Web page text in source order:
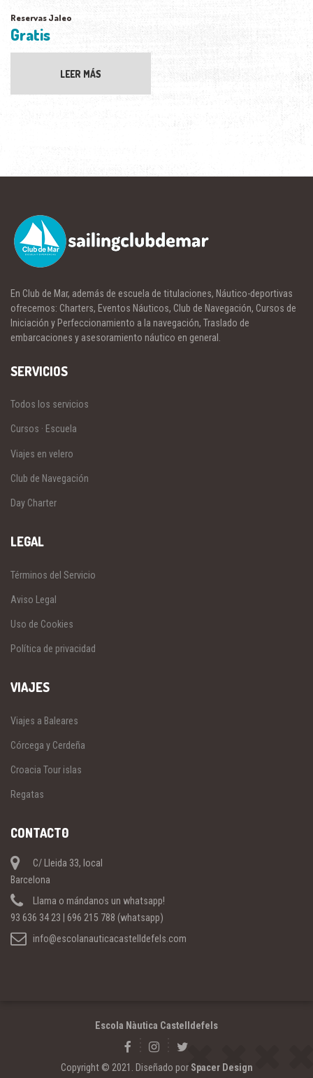
Reservas Jaleo
Gratis
LEER MÁS
En Club de Mar, además de escuela de titulaciones, Náutico-deportivas
ofrecemos: Charters, Eventos Náuticos, Club de Navegación, Cursos de
Iniciación y Perfeccionamiento a la navegación, Traslado de
embarcaciones y asesoramiento náutico en general.
SERVICIOS
Todos los servicios
Cursos · Escuela
Viajes en velero
Club de Navegación
Day Charter
LEGAL
Términos del Servicio
Aviso Legal
Uso de Cookies
Política de privacidad
VIAJES
Viajes a Baleares
Córcega y Cerdeña
Croacia Tour islas
Regatas
CONTACT0
C/ Lleida 33, local
Barcelona
Llama o mándanos un whatsapp!
93 636 34 23 | 696 215 788 (whatsapp)
info@escolanauticacastelldefels.com
Escola Nàutica Castelldefels
Copyright © 2021. Diseñado por Spacer Design